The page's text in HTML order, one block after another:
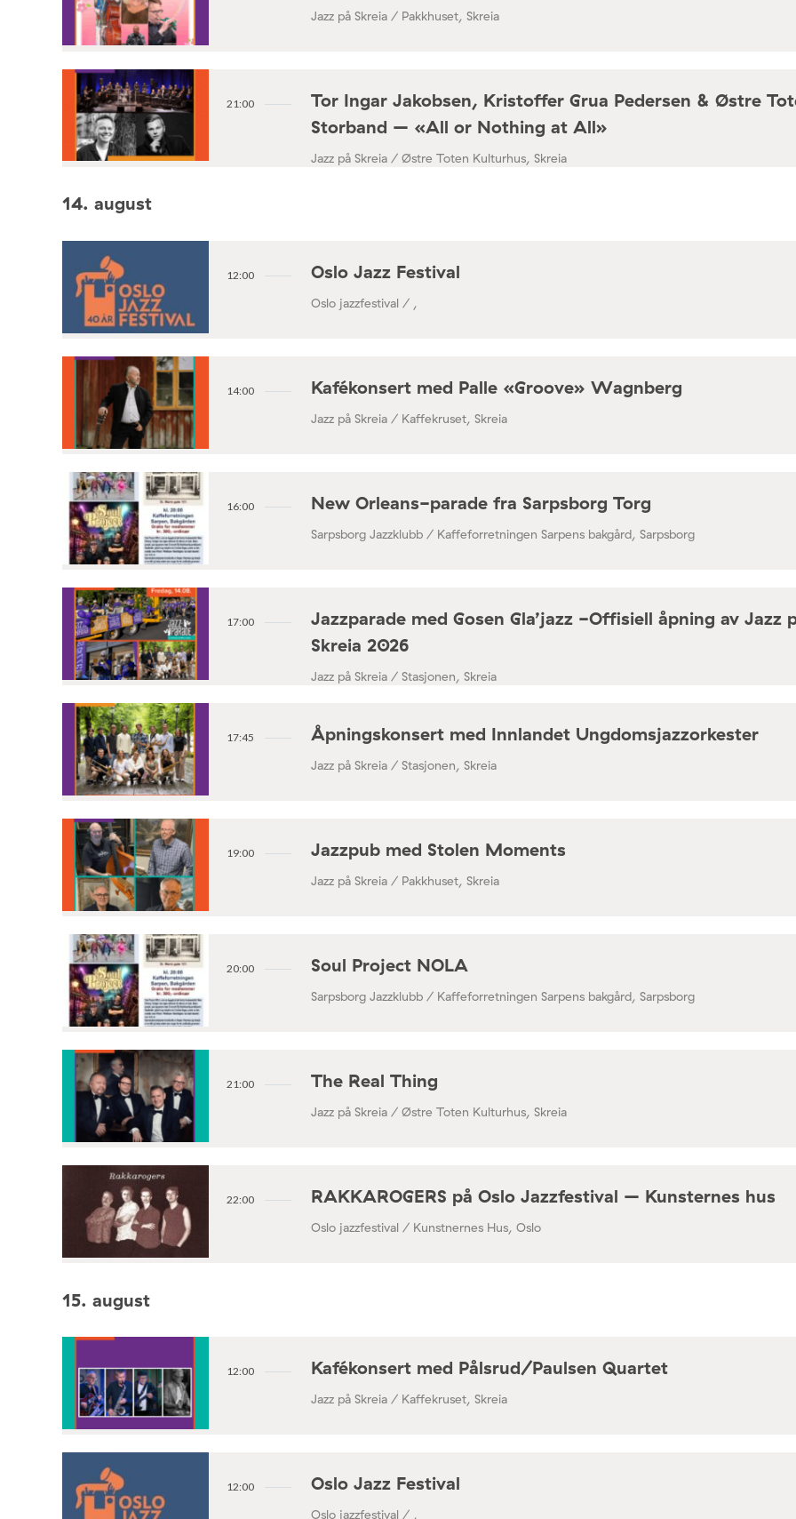
Jazz på Skreia / Pakkhuset, Skreia
21:00
Tor Ingar Jakobsen, Kristoffer Grua Pedersen & Østre
Storband – «All or Nothing at All»
Jazz på Skreia / Østre Toten Kulturhus, Skreia
14. august
12:00 Oslo Jazz Festival
Oslo jazzfestival / ,
14:00 Kafékonsert med Palle «Groove» Wagnberg
Jazz på Skreia / Kaffekruset, Skreia
16:00 New Orleans-parade fra Sarpsborg Torg
Sarpsborg Jazzklubb / Kaffeforretningen Sarpens bakgård, Sarpsborg
17:00
Jazzparade med Gosen Gla’jazz -Offisiell åpning av Jazz
Skreia 2026
Jazz på Skreia / Stasjonen, Skreia
17:45 Åpningskonsert med Innlandet Ungdomsjazzorkester
Jazz på Skreia / Stasjonen, Skreia
19:00 Jazzpub med Stolen Moments
Jazz på Skreia / Pakkhuset, Skreia
20:00 Soul Project NOLA
Sarpsborg Jazzklubb / Kaffeforretningen Sarpens bakgård, Sarpsborg
21:00 The Real Thing
Jazz på Skreia / Østre Toten Kulturhus, Skreia
22:00 RAKKAROGERS på Oslo Jazzfestival – Kunsternes hus
Oslo jazzfestival / Kunstnernes Hus, Oslo
15. august
12:00 Kafékonsert med Pålsrud/Paulsen Quartet
Jazz på Skreia / Kaffekruset, Skreia
12:00 Oslo Jazz Festival
Oslo jazzfestival / ,